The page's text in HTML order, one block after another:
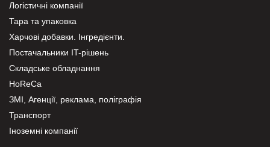
Логістичні компанії
Тара та упаковка
Харчові добавки. Інгредієнти.
Постачальники IT-рішень
Складське обладнання
HoReCa
ЗМІ, Агенції, реклама, поліграфія
Транспорт
Іноземні компанії